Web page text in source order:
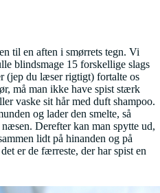
til en aften i smørrets tegn. Vi
blindsmage 15 forskellige slags
(jep du læser rigtigt) fortalte os
må man ikke have spist stærk
vaske sit hår med duft shampoo.
og lader den smelte, så
Derefter kan man spytte ud,
lidt på hinanden og på
er de færreste, der har spist en